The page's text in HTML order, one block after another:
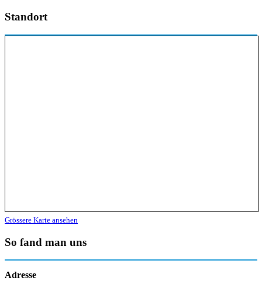
Standort
Grössere Karte ansehen
So fand man uns
Adresse